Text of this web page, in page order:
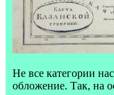
Не все категории
обложение. Так, на